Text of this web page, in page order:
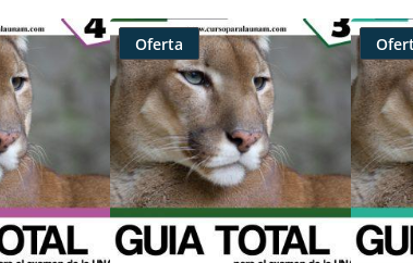
Oferta
Producto
rebajado